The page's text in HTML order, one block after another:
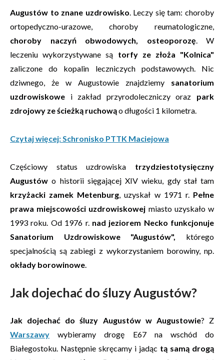
Augustów to znane uzdrowisko. Leczy się tam: choroby
ortopedyczno-urazowe, choroby reumatologiczne,
choroby naczyń obwodowych, osteoporozę. W
leczeniu wykorzystywane są torfy ze złoża "Kolnica"
zaliczone do kopalin leczniczych podstawowych. Nic
dziwnego, że w Augustowie znajdziemy sanatorium
uzdrowiskowe i zakład przyrodoleczniczy oraz park
zdrojowy ze ścieżką ruchowąo długości 1 kilometra.
Czytaj więcej: Schronisko PTTK Maciejowa
Częściowy status uzdrowiska trzydziestotysięczny
Augustówo historii sięgającej XIV wieku, gdy stał tam
krzyżacki zamek Metenburg, uzyskał w 1971 r. Pełne
prawa miejscowości uzdrowiskowej miasto uzyskało w
1993 roku. Od 1976 r. nad jeziorem Necko funkcjonuje
Sanatorium Uzdrowiskowe "Augustów", którego
specjalnością są zabiegi z wykorzystaniem borowiny, np.
okłady borowinowe.
Jak dojechać do śluzy Augustów?
Jak dojechać do śluzy Augustów w Augustowie? Z
Warszawy wybieramy drogę E67 na wschód do
Białegostoku. Następnie skręcamy i jadąc tą samą drogą